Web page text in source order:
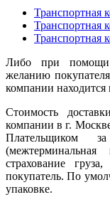
Транспортная
Транспортная
Транспортная
Либо при помощи
желанию
компании
Стоимость
компании в г.
Плательщиком
(межтерминальная
страхование
покупатель. По
упаковке.